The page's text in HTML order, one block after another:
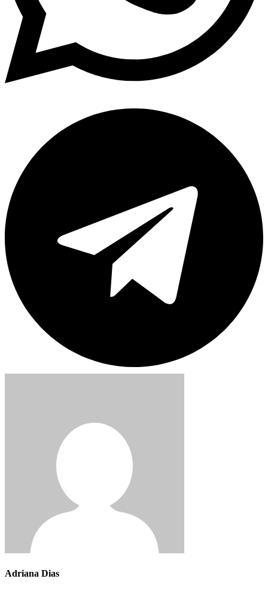
Adriana Dias